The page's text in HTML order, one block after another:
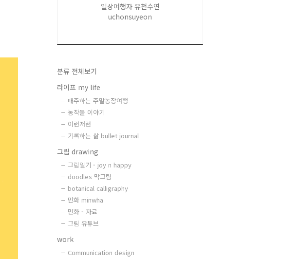
일상여행자 유천수연
uchonsuyeon
분류 전체보기
라이프 my life
매주하는 주말농장여행
농작물 이야기
이런저런
기록하는 삶 bullet journal
그림 drawing
그림일기 - joy n happy
doodles 막그림
botanical calligraphy
민화 minwha
민화 - 자료
그림 유튜브
work
Communication design